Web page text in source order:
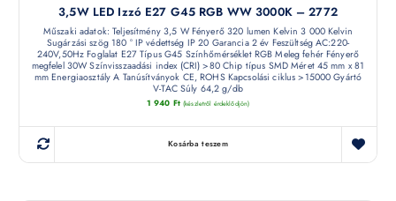
3,5W LED Izzó E27 G45 RGB WW 3000K – 2772
Műszaki adatok: Teljesítmény 3,5 W Fényerő 320 lumen Kelvin 3 000 Kelvin
Sugárzási szög 180 ° IP védettség IP 20 Garancia 2 év Feszültség AC:220-
240V,50Hz Foglalat E27 Típus G45 Színhőmérséklet RGB Meleg fehér Fényerő
megfelel 30W Színvisszaadási index (CRI) >80 Chip típus SMD Méret 45 mm x 81
mm Energiaosztály A Tanúsítványok CE, ROHS Kapcsolási ciklus >15000 Gyártó
V-TAC Súly 64,2 g/db
1 940 Ft (készletről érdeklődjön)
Kosárba teszem